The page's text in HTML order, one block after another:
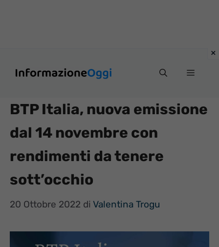
Menu
BTP Italia, nuova emissione
dal 14 novembre con
rendimenti da tenere
sott’occhio
20 Ottobre 2022 di Valentina Trogu